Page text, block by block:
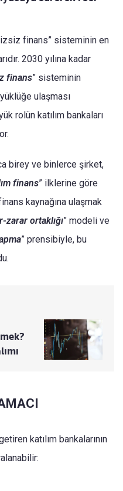
finans” sisteminin en
2030 yılına kadar
finans” sisteminin
ulaşması
rolün katılım bankaları
birey ve binlerce şirket,
finans” ilklerine göre
kaynağına ulaşmak
zarar ortaklığı” modeli ve
” prensibiyle, bu
katılım bankalarının